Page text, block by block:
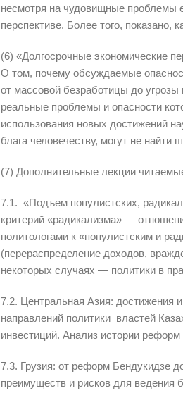
несмотря на чудовищные проблемы
перспективе. Более того,
(6) «Долгосрочные экономические
О том, почему обсуждаемые
от массовой безработицы до
реальные проблемы и опасности
использования новых достижений
блага человечеству, могут не найти
(7) Дополнительные лекции
7.1. «Подъем популистских,
критерий «радикализма» —
политологами к «популистским и
(перераспределение доходов,
некоторых случаях — политики в
7.2. Центральная Азия: достижения
направлений политики властей
инвестиций. Анализ истории
7.3. Грузия: от реформ Бендукидзе
преимуществ и рисков для ведения